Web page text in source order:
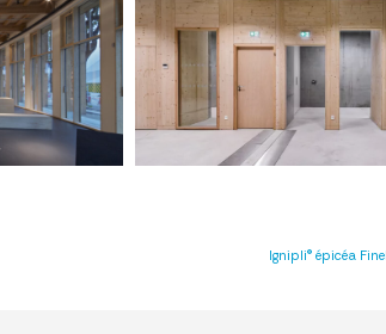
Ignipli® épicéa